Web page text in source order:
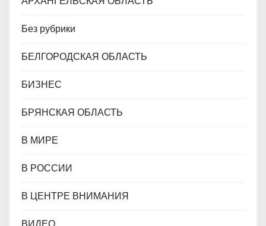
Без рубрики
БЕЛГОРОДСКАЯ ОБЛАСТЬ
БИЗНЕС
БРЯНСКАЯ ОБЛАСТЬ
В МИРЕ
В РОССИИ
В ЦЕНТРЕ ВНИМАНИЯ